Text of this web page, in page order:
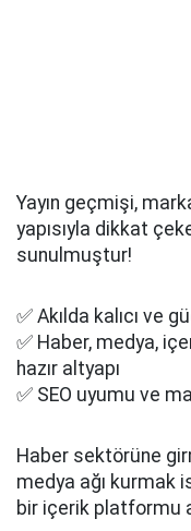
Yayın geçmişi,
yapısıyla dikkat
sunulmuştur!
✅ Akılda kalıcı ve
✅ Haber, medya,
hazır altyapı
✅ SEO uyumu ve
Haber sektörüne
medya ağı kurmak
bir içerik platformu